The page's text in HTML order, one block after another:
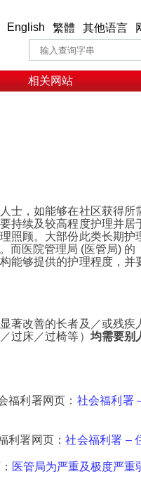
English 繁體 其他语言
相关网站